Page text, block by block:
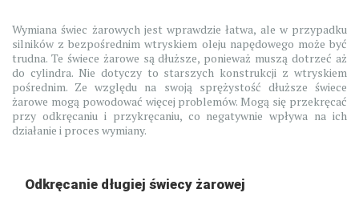
Wymiana świec żarowych jest wprawdzie łatwa, ale w przypadku
silników z bezpośrednim wtryskiem oleju napędowego może być
trudna. Te świece żarowe są dłuższe, ponieważ muszą dotrzeć aż
do cylindra. Nie dotyczy to starszych konstrukcji z wtryskiem
pośrednim. Ze względu na swoją sprężystość dłuższe świece
żarowe mogą powodować więcej problemów. Mogą się przekręcać
przy odkręcaniu i przykręcaniu, co negatywnie wpływa na ich
działanie i proces wymiany.
Odkręcanie długiej świecy żarowej